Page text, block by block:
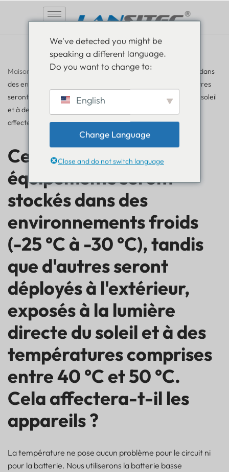
Maison FAQ»Certains de nos équipements seront stockés dans
des environnements froids (-25 °C à -30 °C), tandis que d'autres
seront déployés à l'extérieur, exposés à la lumière directe du soleil
et à des températures comprises entre 40 °C et 50 °C. Cela
affectera-t-il les appareils ?
Certains de nos
équipements seront
stockés dans des
environnements froids
(-25 °C à -30 °C), tandis
que d'autres seront
déployés à l'extérieur,
exposés à la lumière
directe du soleil et à des
températures comprises
entre 40 °C et 50 °C.
Cela affectera-t-il les
appareils ?
La température ne pose aucun problème pour le circuit ni
pour la batterie. Nous utiliserons la batterie basse
We've detected you might be
speaking a different language.
Do you want to change to:
English
Change Language
Close and do not switch language